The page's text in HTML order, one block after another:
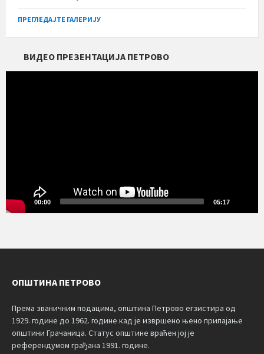
ПРЕГЛЕДАЈТЕ ГАЛЕРИЈУ
ВИДЕО ПРЕЗЕНТАЦИЈА ПЕТРОВО
00:00 05:17
ОПШТИНА ПЕТРОВО
Према званичним подацима, општина Петрово егзистира од
1929. године до 1962. године кад је извршено њено припајање
општини Грачаница. Статус општине враћен јој је
референдумом грађана 1991. године.